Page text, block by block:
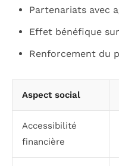
Partenariats avec
Effet bénéfique
Renforcement du
Aspect social
Accessibilité
financière